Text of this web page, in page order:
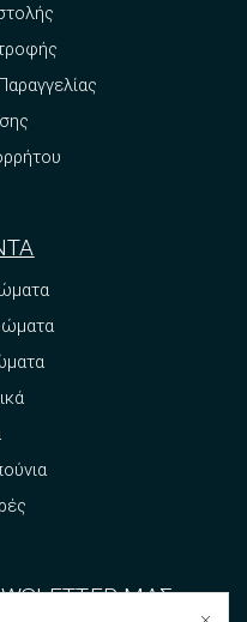
ΜΑΣ